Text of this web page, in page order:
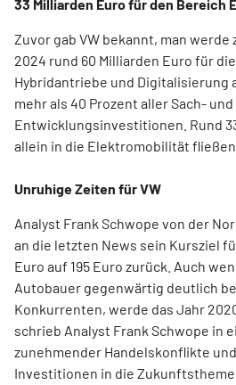
33 Milliarden Euro für den Bereich
Zuvor gab VW bekannt, man werde
2024 rund 60 Milliarden Euro für
Hybridantriebe und Digitalisierung
mehr als 40 Prozent aller Sach- und
Entwicklungsinvestitionen. Rund
allein in die Elektromobilität fließen.
Unruhige Zeiten für VW
Analyst Frank Schwope von der
an die letzten News sein Kursziel
Euro auf 195 Euro zurück. Auch
Autobauer gegenwärtig deutlich
Konkurrenten, werde das Jahr
schrieb Analyst Frank Schwope in
zunehmender Handelskonflikte
Investitionen in die